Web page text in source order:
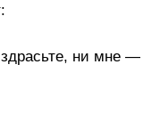
ни мне —